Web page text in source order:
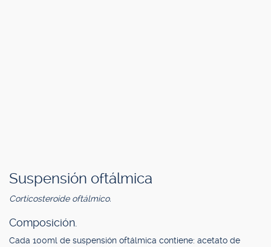
Suspensión oftálmica
Corticosteroide oftálmico.
Composición.
Cada 100ml de suspensión oftálmica contiene: acetato de